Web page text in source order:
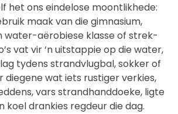
het ons eindelose moontlikhede:
maak van die gimnasium,
water-aërobiese klasse of strek-
vat vir ‘n uitstappie op die water,
tydens strandvlugbal, sokker of
diegene wat iets rustiger verkies,
vars strandhanddoeke, ligte
koel drankies regdeur die dag.